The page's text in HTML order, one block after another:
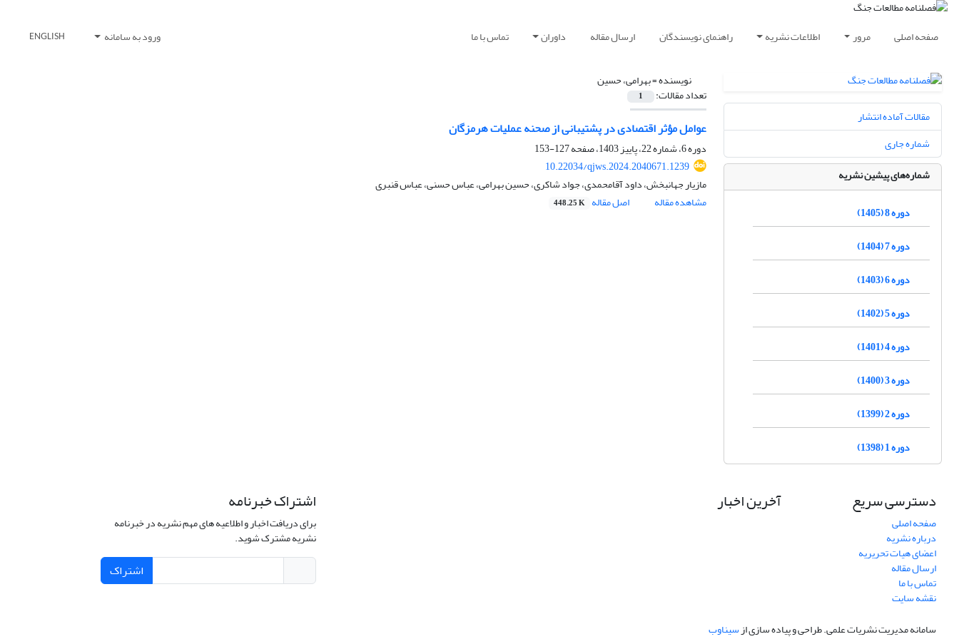
صفحه اصلی مرور اطلاعات نشریه راهنمای نویسندگان ارسال مقاله داوران تماس با ما ورود به سامانه ENGLISH
نویسنده =بهرامی، حسین
تعداد مقالات: 1
عوامل مؤثر اقتصادی در پشتیبانی از صحنه عملیات هرمزگان
دوره 6، شماره 22، پاییز 1403، صفحه
127-153
10.22034/qjws.2024.2040671.1239
مازیار جهانبخش، داود آقامحمدی، جواد شاکری، حسین بهرامی، عباس حسنی، عباس قنبری
مشاهده مقاله
اصل مقاله 448.25 K
مقالات آماده انتشار
شماره جاری
شماره‌های پیشین نشریه
دوره 8 (1405)
دوره 7 (1404)
دوره 6 (1403)
دوره 5 (1402)
دوره 4 (1401)
دوره 3 (1400)
دوره 2 (1399)
دوره 1 (1398)
دسترسی سریع
صفحه اصلی
درباره نشریه
اعضای هیات تحریریه
ارسال مقاله
تماس با ما
نقشه سایت
آخرین اخبار اشتراک خبرنامه
برای دریافت اخبار و اطلاعیه های مهم نشریه در خبرنامه
نشریه مشترک شوید.
اشتراک
سامانه مدیریت نشریات علمی.طراحی و پیاده سازی ازسیناوب